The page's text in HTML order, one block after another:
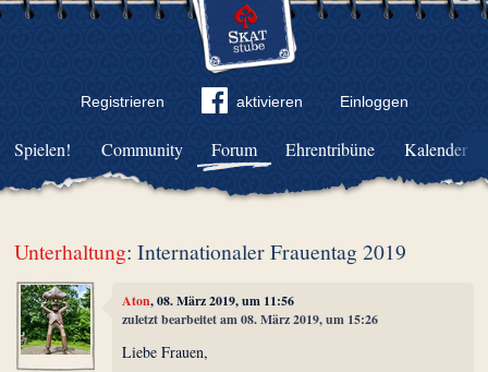
Registrieren aktivieren Einloggen
Community Forum Ehrentribüne Kalender
Spielen!
Unterhaltung: Internationaler Frauentag 2019
Aton, 08. März 2019, um 11:56
zuletzt bearbeitet am 08. März 2019, um 15:26
Liebe Frauen,